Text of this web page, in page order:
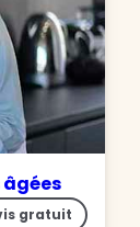
gratuit